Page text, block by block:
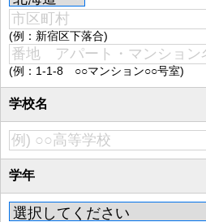
(例：新宿区下落合)
(例：1-1-8 ○○マンション○○号室)
学校名
学年